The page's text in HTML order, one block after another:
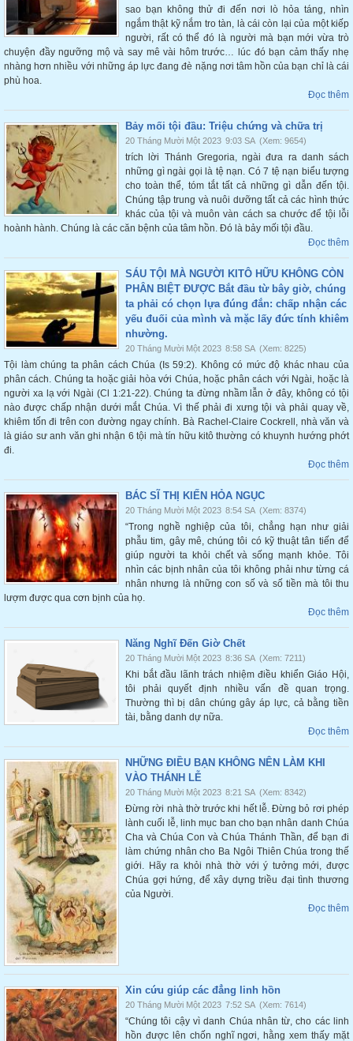
sao bạn không thử đi đến nơi lò hỏa táng, nhìn
ngắm thật kỹ nắm tro tàn, là cái còn lại của một kiếp
người, rất có thể đó là người mà bạn mới vừa trò
chuyện đầy ngưỡng mộ và say mê vài hôm trước… lúc đó bạn cảm thấy nhẹ
nhàng hơn nhiều với những áp lực đang đè nặng nơi tâm hồn của bạn chỉ là cái
phù hoa.
Đọc thêm
Bảy mối tội đầu: Triệu chứng và chữa trị
20 Tháng Mười Một 2023 9:03 SA (Xem: 9654)
trích lời Thánh Gregoria, ngài đưa ra danh sách
những gì ngài gọi là tệ nạn. Có 7 tệ nạn biểu tượng
cho toàn thể, tóm tắt tất cả những gì dẫn đến tội.
Chúng tập trung và nuôi dưỡng tất cả các hình thức
khác của tội và muôn vàn cách sa chước để tội lỗi
hoành hành. Chúng là các căn bệnh của tâm hồn. Đó là bảy mối tội đầu.
Đọc thêm
SÁU TỘI MÀ NGƯỜI KITÔ HỮU KHÔNG CÒN
PHÂN BIỆT ĐƯỢC Bắt đầu từ bây giờ, chúng
ta phải có chọn lựa đúng đắn: chấp nhận các
yếu đuối của mình và mặc lấy đức tính khiêm
nhường.
20 Tháng Mười Một 2023 8:58 SA (Xem: 8225)
Tội làm chúng ta phân cách Chúa (Is 59:2). Không có mức độ khác nhau của
phân cách. Chúng ta hoặc giải hòa với Chúa, hoặc phân cách với Ngài, hoặc là
người xa lạ với Ngài (Cl 1:21-22). Chúng ta đừng nhầm lẫn ở đây, không có tội
nào được chấp nhận dưới mắt Chúa. Vì thế phải đi xưng tội và phải quay về,
khiêm tốn đi trên con đường ngay chính. Bà Rachel-Claire Cockrell, nhà văn và
là giáo sư anh văn ghi nhận 6 tội mà tín hữu kitô thường có khuynh hướng phớt
đi.
Đọc thêm
BÁC SĨ THỊ KIẾN HỎA NGỤC
20 Tháng Mười Một 2023 8:54 SA (Xem: 8374)
“Trong nghề nghiệp của tôi, chẳng hạn như giải
phẫu tim, gây mê, chúng tôi có kỹ thuật tân tiến để
giúp người ta khỏi chết và sống mạnh khỏe. Tôi
nhìn các bịnh nhân của tôi không phải như từng cá
nhân nhưng là những con số và số tiền mà tôi thu
lượm được qua cơn bịnh của họ.
Đọc thêm
Năng Nghĩ Đến Giờ Chết
20 Tháng Mười Một 2023 8:36 SA (Xem: 7211)
Khi bắt đầu lãnh trách nhiệm điều khiển Giáo Hội,
tôi phải quyết định nhiều vấn đề quan trọng.
Thường thì bị dân chúng gây áp lực, cả bằng tiền
tài, bằng danh dự nữa.
Đọc thêm
NHỮNG ĐIỀU BẠN KHÔNG NÊN LÀM KHI
VÀO THÁNH LỄ
20 Tháng Mười Một 2023 8:21 SA (Xem: 8342)
Đừng rời nhà thờ trước khi hết lễ. Đừng bỏ rơi phép
lành cuối lễ, linh mục ban cho bạn nhân danh Chúa
Cha và Chúa Con và Chúa Thánh Thần, để bạn đi
làm chứng nhân cho Ba Ngôi Thiên Chúa trong thế
giới. Hãy ra khỏi nhà thờ với ý tưởng mới, được
Chúa gợi hứng, để xây dựng triều đại tình thương
của Người.
Đọc thêm
Xin cứu giúp các đẳng linh hồn
20 Tháng Mười Một 2023 7:52 SA (Xem: 7614)
“Chúng tôi cậy vì danh Chúa nhân từ, cho các linh
hồn được lên chốn nghĩ ngơi, hằng xem thấy mặt